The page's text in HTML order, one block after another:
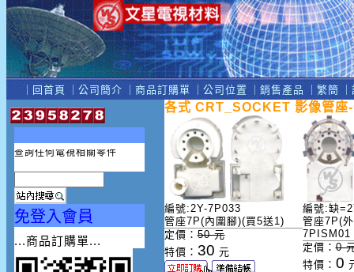
｜ 回首頁 ｜ 公司簡介 ｜商品訂購單 ｜ 公司位置 銷售產品 ｜ 繁簡 ｜
查詢任何遙控器編號
查詢任何遙控器機種
查詢任何電視相關零件
免登入會員
...商品訂購單...
各式 CRT_SOCKET 影像管座
編號:2Y-7P033
管座7P(內圍腳)(買5送1)
定價：50 元
特價： 30 元
編號:缺
管座7P(
7PISM01
定價：0
特價： 0